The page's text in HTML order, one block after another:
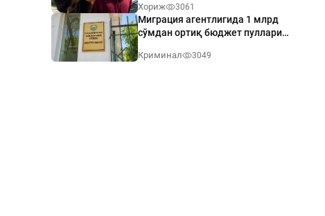
Хориж 3061
Миграция агентлигида 1 млрд
сўмдан ортиқ бюджет пуллари
Криминал 3049